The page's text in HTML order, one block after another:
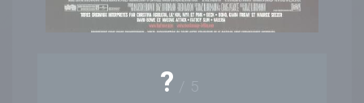
? / 5